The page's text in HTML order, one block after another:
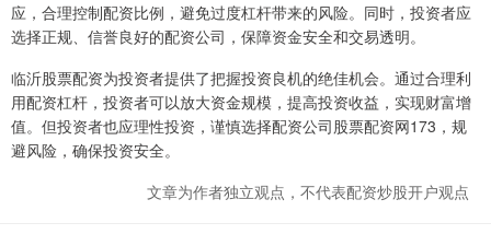
应，合理控制配资比例，避免过度杠杆带来的风险。同时，投资者应
选择正规、信誉良好的配资公司，保障资金安全和交易透明。
临沂股票配资为投资者提供了把握投资良机的绝佳机会。通过合理利
用配资杠杆，投资者可以放大资金规模，提高投资收益，实现财富增
值。但投资者也应理性投资，谨慎选择配资公司股票配资网173，规
避风险，确保投资安全。
文章为作者独立观点，不代表配资炒股开户观点